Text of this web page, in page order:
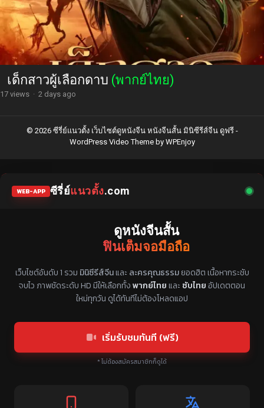
เด็กสาวผู้เลือกดาบ (พากย์ไทย)
17 views · 2 days ago
© 2026 ซีรี่ย์แนวตั้ง เว็บไซต์ดูหนังจีน หนังจีนสั้น มินิซีรีส์จีน ดูฟรี -
WordPress Video Themeby WPEnjoy
WEB-APP ซีรี่ย์แนวตั้ง.com
ดูหนังจีนสั้น
ฟินเต็มจอมือถือ
แหล่งรวมซีรี่ย์จีนแนวตั้ง พากย์ไทย ซับไทย
เว็บไซต์อันดับ 1 รวม มินิซีรีส์จีนและ ละครคุณธรรมยอดฮิต เนื้อหากระชับ
จบไว ภาพชัดระดับ HD มีให้เลือกทั้งพากย์ไทยและ ซับไทยอัปเดตตอน
ใหม่ทุกวัน ดูได้ทันทีไม่ต้องโหลดแอป
เริ่มรับชมทันที (ฟรี)
* ไม่ต้องสมัครสมาชิกก็ดูได้